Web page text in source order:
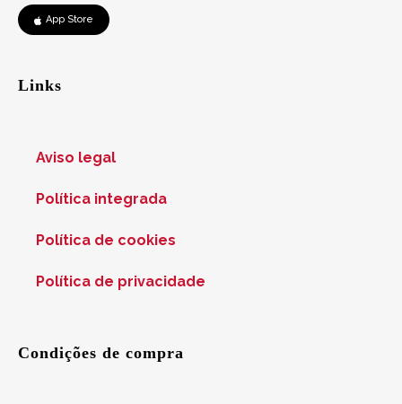
App Store
Links
Aviso legal
Política integrada
Política de cookies
Política de privacidade
Condições de compra